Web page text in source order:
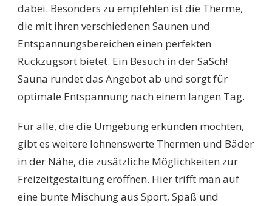
dabei. Besonders zu empfehlen ist die Therme,
die mit ihren verschiedenen Saunen und
Entspannungsbereichen einen perfekten
Rückzugsort bietet. Ein Besuch in der SaSch!
Sauna rundet das Angebot ab und sorgt für
optimale Entspannung nach einem langen Tag.
Für alle, die die Umgebung erkunden möchten,
gibt es weitere lohnenswerte Thermen und Bäder
in der Nähe, die zusätzliche Möglichkeiten zur
Freizeitgestaltung eröffnen. Hier trifft man auf
eine bunte Mischung aus Sport, Spaß und